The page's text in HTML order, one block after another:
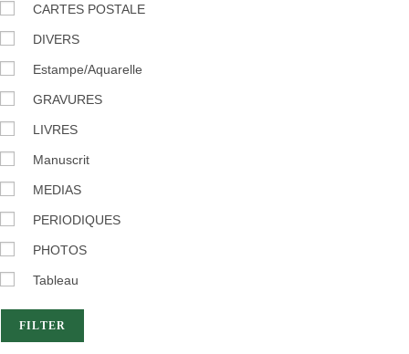
CARTES POSTALE
DIVERS
Estampe/Aquarelle
GRAVURES
LIVRES
Manuscrit
MEDIAS
PERIODIQUES
PHOTOS
Tableau
FILTER